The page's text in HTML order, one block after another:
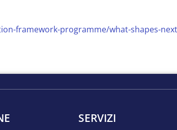
framework-programme/what-shapes-
SERVIZI